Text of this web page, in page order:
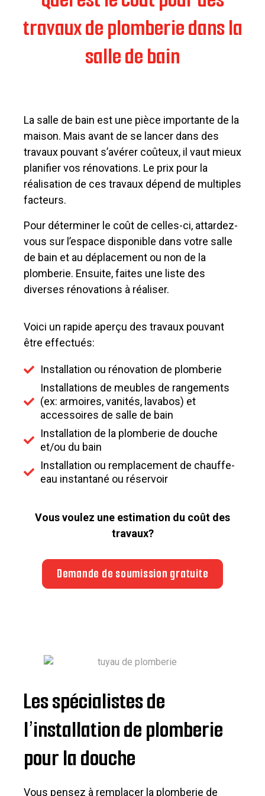
travaux de plomberie dans la
salle de bain
La salle de bain est une pièce importante de la
maison. Mais avant de se lancer dans des
travaux pouvant s’avérer coûteux, il vaut mieux
planifier vos rénovations. Le prix pour la
réalisation de ces travaux dépend de multiples
facteurs.
Pour déterminer le coût de celles-ci, attardez-
vous sur l’espace disponible dans votre salle
de bain et au déplacement ou non de la
plomberie. Ensuite, faites une liste des
diverses rénovations à réaliser.
Voici un rapide aperçu des travaux pouvant
être effectués:
Installation ou rénovation de plomberie
Installations de meubles de rangements
(ex: armoires, vanités, lavabos) et
accessoires de salle de bain
Installation de la plomberie de douche
et/ou du bain
Installation ou remplacement de chauffe-
eau instantané ou réservoir
Vous voulez une estimation du coût des
travaux?
Demande de soumission gratuite
Les spécialistes de
l’installation de plomberie
pour la douche
Vous pensez à remplacer la plomberie de